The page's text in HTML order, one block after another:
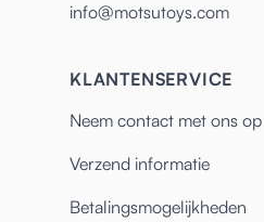
info@motsutoys.com
KLANTENSERVICE
Neem contact met ons op
Verzend informatie
Betalingsmogelijkheden